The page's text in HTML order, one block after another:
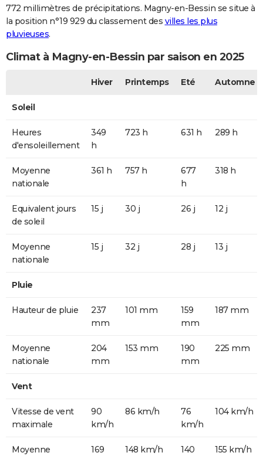
772 millimètres de précipitations. Magny-en-Bessin se situe à
la position n°19 929 du classement des villes les plus
pluvieuses.
Climat à Magny-en-Bessin par saison en 2025
Hiver Printemps Eté Automne
Soleil
Heures
d'ensoleillement
349
h
723 h 631 h 289 h
Moyenne
nationale
361 h 757 h
677
h
318 h
Equivalent jours
de soleil
15 j 30 j 26 j 12 j
Moyenne
nationale
15 j 32 j 28 j 13 j
Pluie
Hauteur de pluie
237
mm
101 mm
159
mm
187 mm
Moyenne
nationale
204
mm
153 mm
190
mm
225 mm
Vent
Vitesse de vent
maximale
90
km/h
86 km/h
76
km/h
104 km/h
Moyenne
169
148 km/h
140
155 km/h